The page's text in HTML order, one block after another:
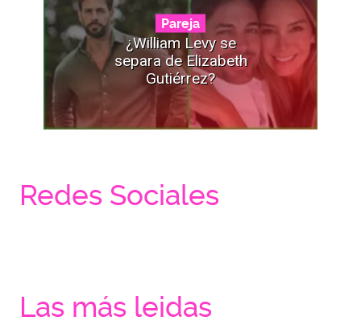
Pareja
¿William Levy se
separa de Elizabeth
Gutiérrez?
Redes Sociales
Las más leidas